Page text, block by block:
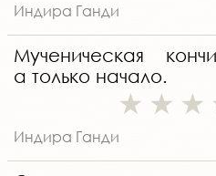
Индира Ганди
Мученическая
а только начало.
Индира Ганди